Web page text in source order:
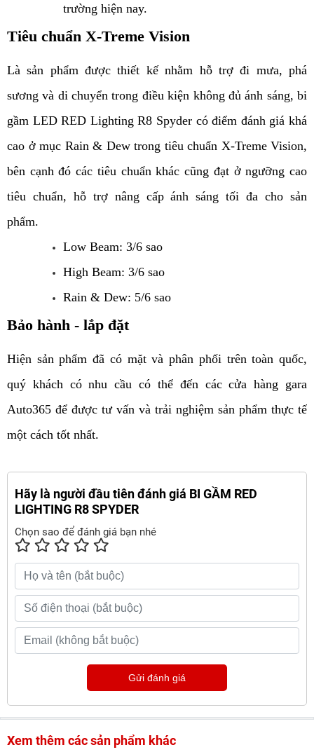
trường hiện nay.
Tiêu chuẩn X-Treme Vision
Là sản phẩm được thiết kế nhằm hỗ trợ đi mưa, phá
sương và di chuyển trong điều kiện không đủ ánh sáng, bi
gầm LED RED Lighting R8 Spyder có điểm đánh giá khá
cao ở mục Rain & Dew trong tiêu chuẩn X-Treme Vision,
bên cạnh đó các tiêu chuẩn khác cũng đạt ở ngưỡng cao
tiêu chuẩn, hỗ trợ nâng cấp ánh sáng tối đa cho sản
phẩm.
Low Beam: 3/6 sao
High Beam: 3/6 sao
Rain & Dew: 5/6 sao
Bảo hành - lắp đặt
Hiện sản phẩm đã có mặt và phân phối trên toàn quốc,
quý khách có nhu cầu có thể đến các cửa hàng gara
Auto365 để được tư vấn và trải nghiệm sản phẩm thực tế
một cách tốt nhất.
Hãy là người đầu tiên đánh giá BI GẦM RED
LIGHTING R8 SPYDER
Chọn sao để đánh giá bạn nhé
Gửi đánh giá
Xem thêm các sản phẩm khác